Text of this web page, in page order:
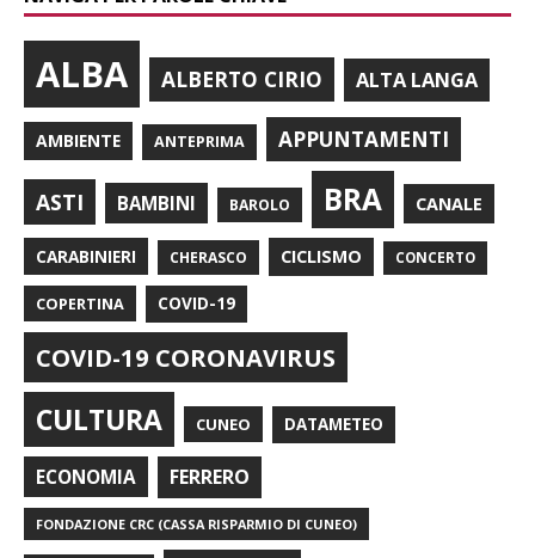
ALBA ALBERTO CIRIO ALTA LANGA
AMBIENTE ANTEPRIMA APPUNTAMENTI
ASTI BAMBINI BAROLO BRA CANALE
CARABINIERI CHERASCO CICLISMO CONCERTO
COPERTINA COVID-19
COVID-19 CORONAVIRUS
CULTURA CUNEO DATAMETEO
ECONOMIA FERRERO
FONDAZIONE CRC (CASSA RISPARMIO DI CUNEO)